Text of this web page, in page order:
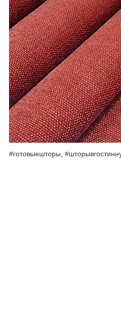
#готовыешторы,